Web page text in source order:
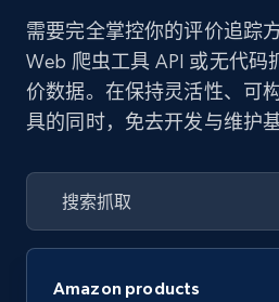
需要完全掌控你的评价追踪
Web 爬虫工具 API 或无代码
价数据。在保持灵活性、可
具的同时，免去开发与维护
Amazon products